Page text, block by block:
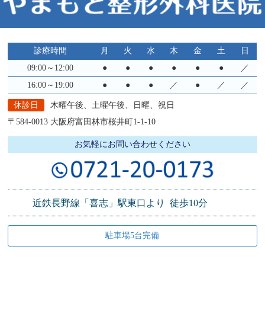
診療時間 月 火 水 木 金 土
日
09:00～12:00
● ● ● ● ● ●
／
16:00～19:00
● ● ● ／ ● ／ ／
休診日
木曜午後、土曜午後、日曜、祝日
〒584-0013 大阪府富田林市桜井町1-1-10
お気軽にお問い合わせください
近鉄長野線 「喜志」駅東口より徒歩10分
駐車場5台完備